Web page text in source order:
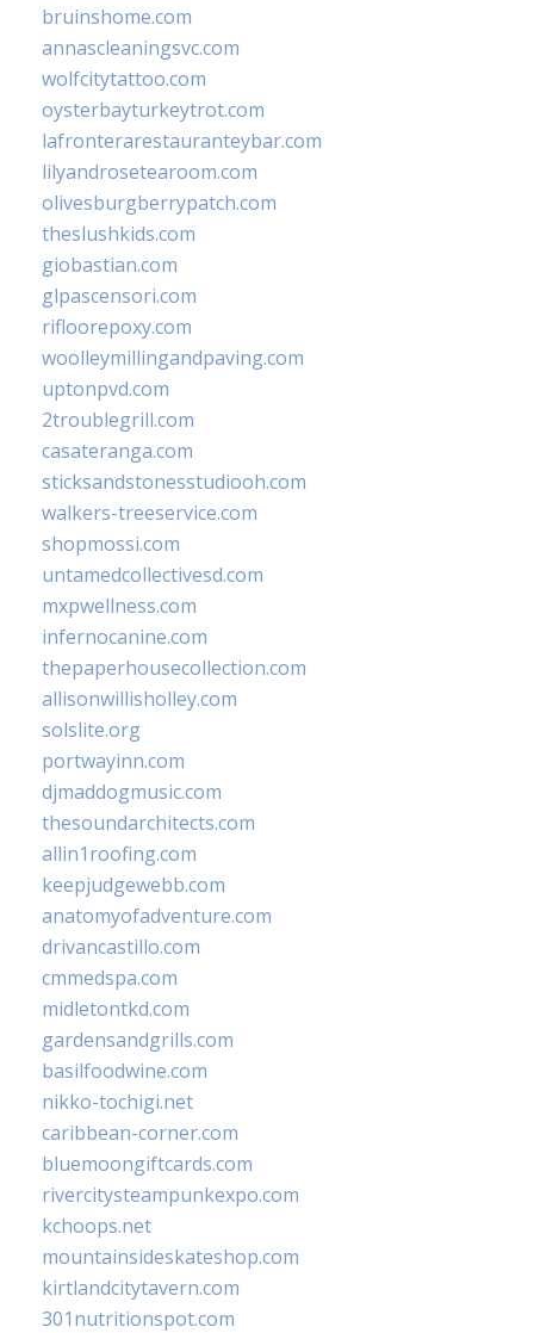
bruinshome.com
annascleaningsvc.com
wolfcitytattoo.com
oysterbayturkeytrot.com
lafronterarestauranteybar.com
lilyandrosetearoom.com
olivesburgberrypatch.com
theslushkids.com
giobastian.com
glpascensori.com
rifloorepoxy.com
woolleymillingandpaving.com
uptonpvd.com
2troublegrill.com
casateranga.com
sticksandstonesstudiooh.com
walkers-treeservice.com
shopmossi.com
untamedcollectivesd.com
mxpwellness.com
infernocanine.com
thepaperhousecollection.com
allisonwillisholley.com
solslite.org
portwayinn.com
djmaddogmusic.com
thesoundarchitects.com
allin1roofing.com
keepjudgewebb.com
anatomyofadventure.com
drivancastillo.com
cmmedspa.com
midletontkd.com
gardensandgrills.com
basilfoodwine.com
nikko-tochigi.net
caribbean-corner.com
bluemoongiftcards.com
rivercitysteampunkexpo.com
kchoops.net
mountainsideskateshop.com
kirtlandcitytavern.com
301nutritionspot.com